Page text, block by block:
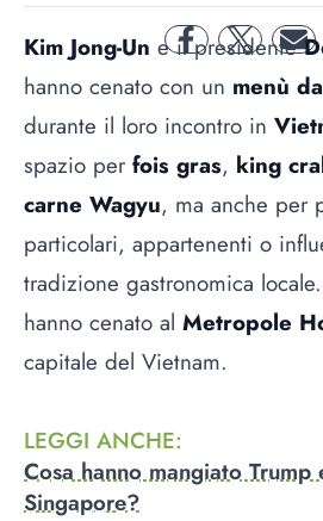
facebooktwitter mail
Kim Jong-Un e il presidente
hanno cenato con un menù
durante il loro incontro in
spazio per fois gras, king
carne Wagyu, ma anche per
particolari, appartenenti o
tradizione gastronomica
hanno cenato al Metropole
capitale del Vietnam.
LEGGI ANCHE:
Cosa hanno mangiato
Singapore?